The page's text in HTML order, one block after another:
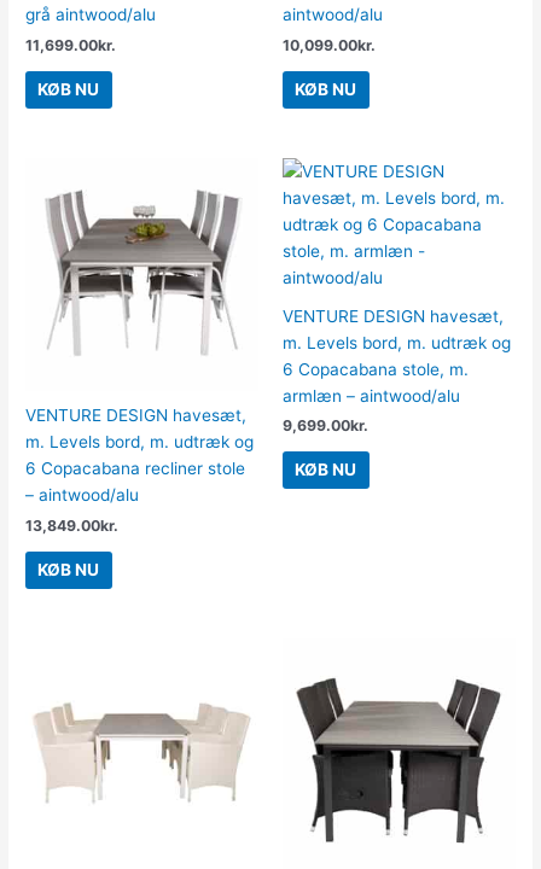
grå aintwood/alu
11,699.00kr.
KØB NU
aintwood/alu
10,099.00kr.
KØB NU
VENTURE DESIGN havesæt,
m. Levels bord, m. udtræk og
6 Copacabana recliner stole
– aintwood/alu
13,849.00kr.
KØB NU
VENTURE DESIGN havesæt,
m. Levels bord, m. udtræk og
6 Copacabana stole, m.
armlæn – aintwood/alu
9,699.00kr.
KØB NU